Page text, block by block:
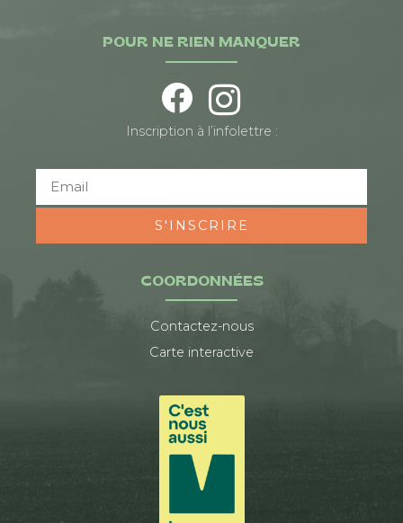
COORDONNÉES
Contactez-nous
Carte interactive
POUR NE RIEN MANQUER
Inscription à l’infolettre :
S'INSCRIRE